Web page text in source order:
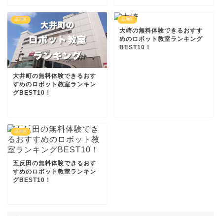
品川区
大井町の無料体験できるおす
すめのロボット教室ランキン
グBEST10！
品川区
大崎の無料体験できるおすす
めのロボット教室ランキング
BEST10！
品川区
五反田の無料体験できるおす
すめのロボット教室ランキン
グBEST10！